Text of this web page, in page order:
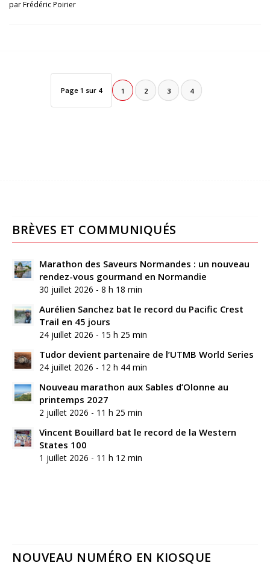
parFrédéric Poirier
Page 1 sur 4 1 2 3 4
BRÈVES ET COMMUNIQUÉS
Marathon des Saveurs Normandes : un nouveau
rendez-vous gourmand en Normandie
30 juillet 2026 - 8 h 18 min
Aurélien Sanchez bat le record du Pacific Crest
Trail en 45 jours
24 juillet 2026 - 15 h 25 min
Tudor devient partenaire de l’UTMB World Series
24 juillet 2026 - 12 h 44 min
Nouveau marathon aux Sables d’Olonne au
printemps 2027
2 juillet 2026 - 11 h 25 min
Vincent Bouillard bat le record de la Western
States 100
1 juillet 2026 - 11 h 12 min
NOUVEAU NUMÉRO EN KIOSQUE